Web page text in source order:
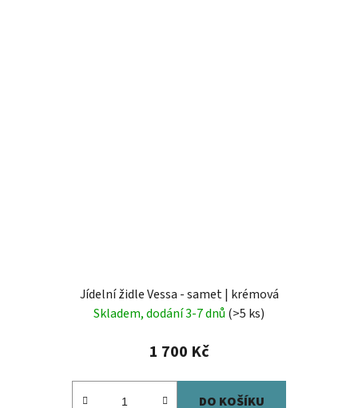
Jídelní židle Vessa - samet | krémová
Skladem, dodání 3-7 dnů (>5 ks)
1 700 Kč
DO KOŠÍKU